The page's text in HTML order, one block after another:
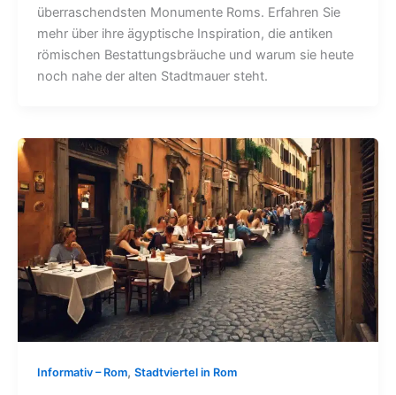
überraschendsten Monumente Roms. Erfahren Sie
mehr über ihre ägyptische Inspiration, die antiken
römischen Bestattungsbräuche und warum sie heute
noch nahe der alten Stadtmauer steht.
Informativ – Rom, Stadtviertel in Rom